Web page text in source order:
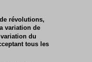
révolutions,
variation de
du
tous les